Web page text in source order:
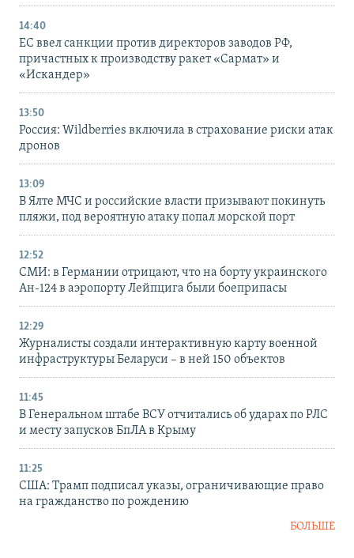
14:40
ЕС ввел санкции против директоров заводов РФ,
причастных к производству ракет «Сармат» и
«Искандер»
13:50
Россия: Wildberries включила в страхование риски атак
дронов
13:09
В Ялте МЧС и российские власти призывают покинуть
пляжи, под вероятную атаку попал морской порт
12:52
СМИ: в Германии отрицают, что на борту украинского
Ан-124 в аэропорту Лейпцига были боеприпасы
12:29
Журналисты создали интерактивную карту военной
инфраструктуры Беларуси – в ней 150 объектов
11:45
В Генеральном штабе ВСУ отчитались об ударах по РЛС
и месту запусков БпЛА в Крыму
11:25
США: Трамп подписал указы, ограничивающие право
на гражданство по рождению
БОЛЬШЕ